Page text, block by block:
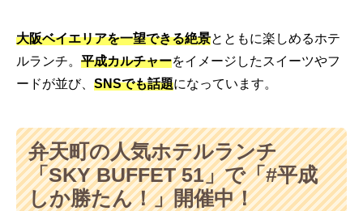
大阪ベイエリアを一望できる絶景とともに楽しめるホテ
ルランチ。 平成カルチャーをイメージしたスイーツやフ
ードが並び、 SNSでも話題になっています。
弁天町の人気ホテルランチ
「SKY BUFFET 51」で「#平成
しか勝たん！」開催中！